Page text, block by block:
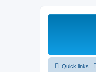
Quick links